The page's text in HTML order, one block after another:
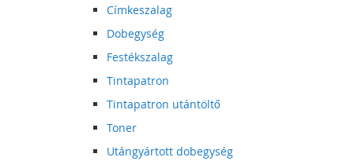
Címkeszalag
Dobegység
Festékszalag
Tintapatron
Tintapatron utántöltő
Toner
Utángyártott dobegység